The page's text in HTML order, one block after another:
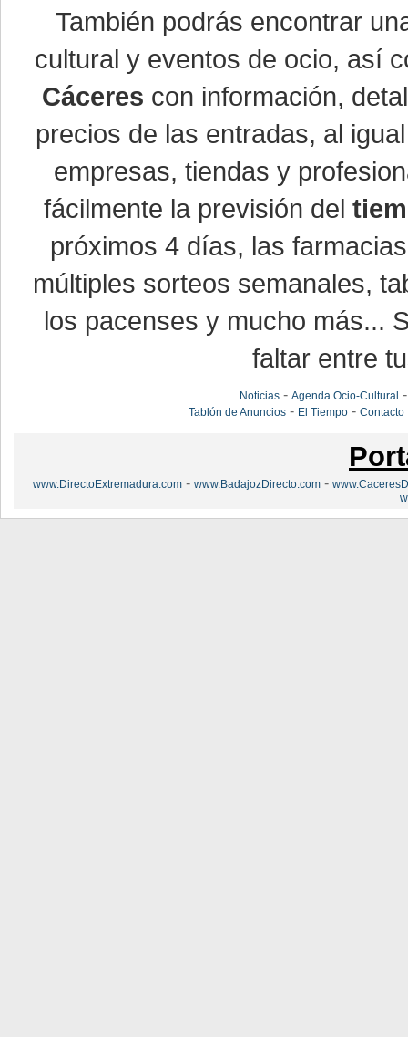
También podrás encontrar
cultural y eventos de ocio, así
Cáceres con información,
precios de las entradas, al
empresas, tiendas y
fácilmente la previsión del
próximos 4 días, las
múltiples sorteos semanales,
los pacenses y mucho más...
faltar entre
Noticias -Agenda Ocio-Cultural
Tablón de Anuncios - El Tiempo -Contacto
www.DirectoExtremadura.com - www.BadajozDirecto.com -